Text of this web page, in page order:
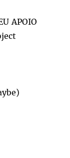
APOIO